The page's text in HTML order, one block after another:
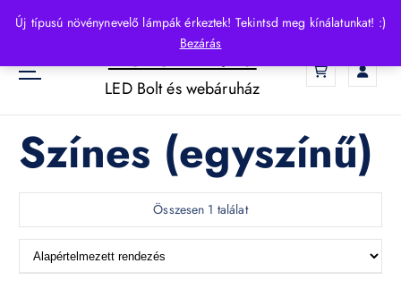
Új típusú növénynevelő lámpák érkeztek! Tekintsd meg kínálatunkat! :)
Bezárás
p
o
HelloLED.hu
LED Bolt és webáruház
Színes (egyszínű)
Összesen 1 találat